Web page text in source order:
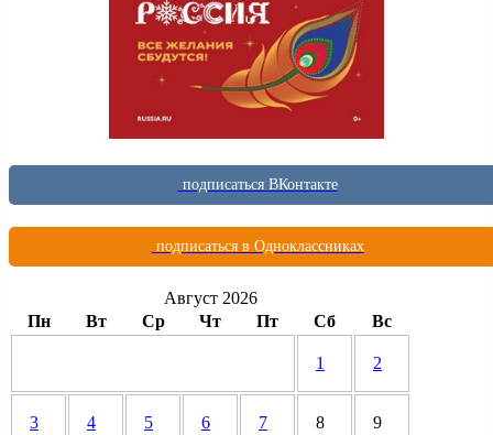
подписаться ВКонтакте
подписаться в Одноклассниках
Август 2026
Пн
Вт Ср Чт Пт Сб Вс
1 2
3 4 5 6 7 8 9